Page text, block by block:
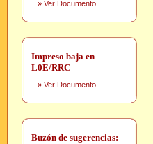
» Ver Documento
Impreso baja en
L0E/RRC
» Ver Documento
Buzón de sugerencias: